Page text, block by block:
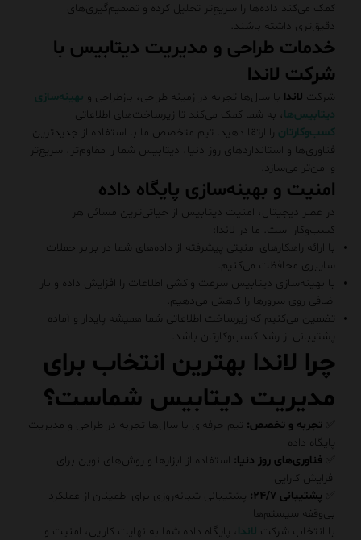
کمک می‌کند داده‌ها را سریع‌تر تحلیل کرده و تصمیم‌گیری‌های
دقیق‌تری داشته باشند.
خدمات طراحی و مدیریت دیتابیس با
شرکت لاندا
شرکت لاندا با سال‌ها تجربه در زمینه طراحی، بازطراحی و بهینه‌سازی
دیتابیس‌ها، به شما کمک می‌کند تا زیرساخت‌های اطلاعاتی
کسب‌وکارتان را ارتقا دهید. تیم متخصص ما با استفاده از جدیدترین
فناوری‌ها و استانداردهای روز دنیا، دیتابیس شما را مقاوم‌تر، سریع‌تر
و امن‌تر می‌سازد.
امنیت و بهینه‌سازی پایگاه داده
در عصر دیجیتال، امنیت دیتابیس از حیاتی‌ترین مسائل هر
کسب‌وکار است. ما در لاندا:
با ارائه راهکارهای امنیتی پیشرفته از داده‌های شما در برابر حملات
سایبری محافظت می‌کنیم.
با بهینه‌سازی دیتابیس سرعت واکشی اطلاعات را افزایش داده و بار
اضافی روی سرورها را کاهش می‌دهیم.
تضمین می‌کنیم که زیرساخت اطلاعاتی شما همیشه پایدار و آماده
پشتیبانی از رشد کسب‌وکارتان باشد.
چرا لاندا بهترین انتخاب برای
مدیریت دیتابیس شماست؟
✅تجربه و تخصص: تیم حرفه‌ای با سال‌ها تجربه در طراحی و مدیریت
پایگاه داده
✅فناوری‌های روز دنیا: استفاده از ابزارها و روش‌های نوین برای
افزایش کارایی
✅پشتیبانی ۲۴/۷:
پشتیبانی شبانه‌روزی برای اطمینان از عملکرد
بی‌وقفه سیستم‌ها
با انتخاب شرکت لاندا، پایگاه داده شما به نهایت کارایی، امنیت و